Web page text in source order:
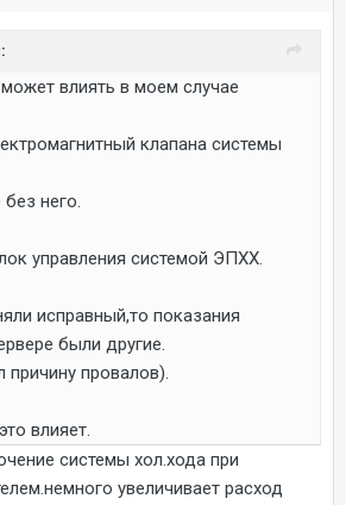
влиять в моем случае
клапана системы
него.
управления системой ЭПХХ.
исправный,то показания
были другие.
причину провалов).
влияет.
системы хол.хода при
увеличивает расход